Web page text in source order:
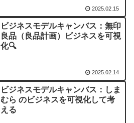
2025.02.15
ビジネスモデルキャンバス：無印
良品（良品計画）ビジネスを可視
化🔍️
2025.02.14
ビジネスモデルキャンバス：しま
むら のビジネスを可視化して考
える